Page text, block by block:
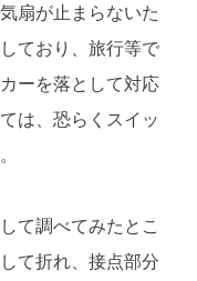
扇が止まらないた
ており、旅行等で
ーを落として対応
は、恐らくスイッ
て調べてみたとこ
て折れ、接点部分